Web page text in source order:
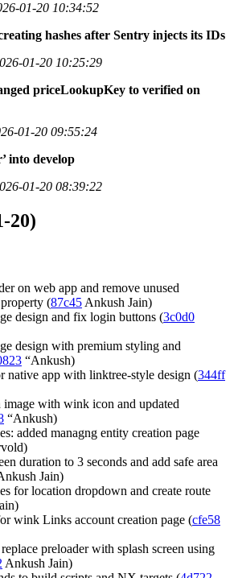
01-20 10:34:52
hashes after Sentry injects its IDs
01-20 10:25:29
priceLookupKey to verified on
01-20 09:55:24
into develop
01-20 08:39:22
20)
on web app and remove unused
(87c45 Ankush Jain)
design and fix login buttons (3c0d0
design with premium styling and
“Ankush)
native app with linktree-style design (344ff
image with wink icon and updated
“Ankush)
added managng entity creation page
duration to 3 seconds and add safe area
Jain)
for location dropdown and create route
wink Links account creation page (cfe58
replace preloader with splash screen using
Ankush Jain)